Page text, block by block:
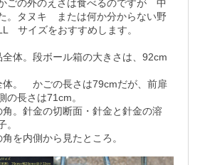
ごの外のえさは食べるのですが　中
。タヌキ　または何か分からない野
　サイズをおすすめします。
体。段ボール箱の大きさは、92cm
。　かごの長さは79cmだが、前扉
の長さは71cm。
。針金の切断面・針金と針金の溶
。
を内側から見たところ。